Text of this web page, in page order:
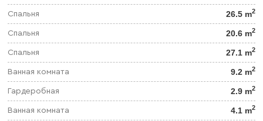
Спальня 26.5 m2
Спальня 20.6 m2
Спальня 27.1 m2
Ванная комната 9.2 m2
Гардеробная 2.9 m2
Ванная комната 4.1 m2